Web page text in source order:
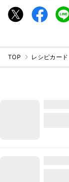
TOP レシピカード